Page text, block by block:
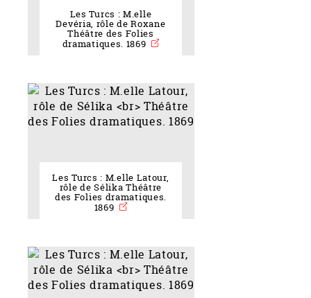
Les Turcs : M.elle
Devéria, rôle de Roxane
Théâtre des Folies
dramatiques. 1869
Les Turcs : M.elle Latour,
rôle de Sélika Théâtre
des Folies dramatiques.
1869